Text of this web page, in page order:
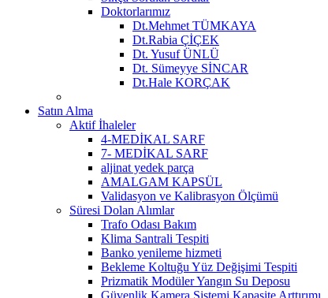
Doktorlarımız
Dt.Mehmet TÜMKAYA
Dt.Rabia ÇİÇEK
Dt. Yusuf ÜNLÜ
Dt. Sümeyye SİNCAR
Dt.Hale KORÇAK
Satın Alma
Aktif İhaleler
4-MEDİKAL SARF
7- MEDİKAL SARF
aljinat yedek parça
AMALGAM KAPSÜL
Validasyon ve Kalibrasyon Ölçümü
Süresi Dolan Alımlar
Trafo Odası Bakım
Klima Santrali Tespiti
Banko yenileme hizmeti
Bekleme Koltuğu Yüz Değişimi Tespiti
Prizmatik Modüler Yangın Su Deposu
Güvenlik Kamera Sistemi Kapasite Arttırımı